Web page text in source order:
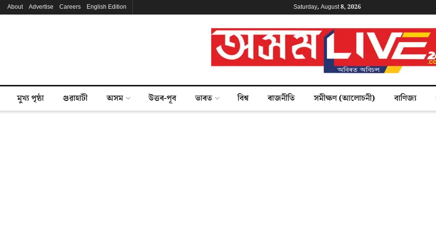
About Advertise Careers English Edition Saturday, August 8, 2026
মুখ্য পৃষ্ঠা গুৱাহাটী অসম উত্তৰ-পূব ভাৰত বিশ্ব ৰাজনীতি সমীক্ষণ (আলোচনী) বাণিজ্য